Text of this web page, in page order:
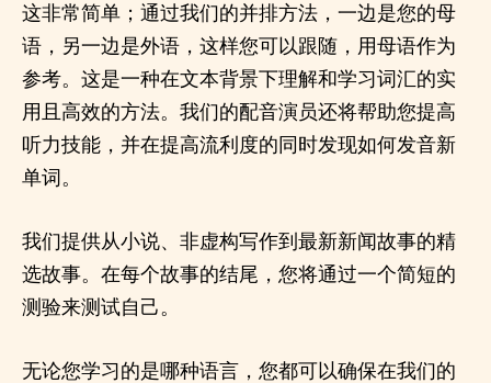
这非常简单；通过我们的并排方法，一边是您的母
语，另一边是外语，这样您可以跟随，用母语作为
参考。这是一种在文本背景下理解和学习词汇的实
用且高效的方法。我们的配音演员还将帮助您提高
听力技能，并在提高流利度的同时发现如何发音新
单词。
我们提供从小说、非虚构写作到最新新闻故事的精
选故事。在每个故事的结尾，您将通过一个简短的
测验来测试自己。
无论您学习的是哪种语言，您都可以确保在我们的